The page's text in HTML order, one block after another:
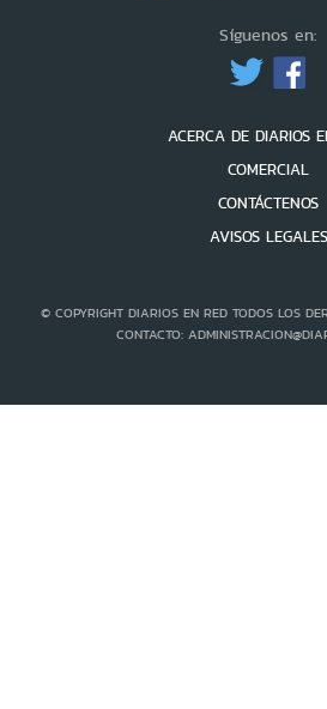
Síguenos en:
ACERCA DE DIARIOS
COMERCIAL
CONTÁCTENOS
AVISOS LEGALES
© COPYRIGHT DIARIOS EN RED TODOS LOS
CONTACTO: